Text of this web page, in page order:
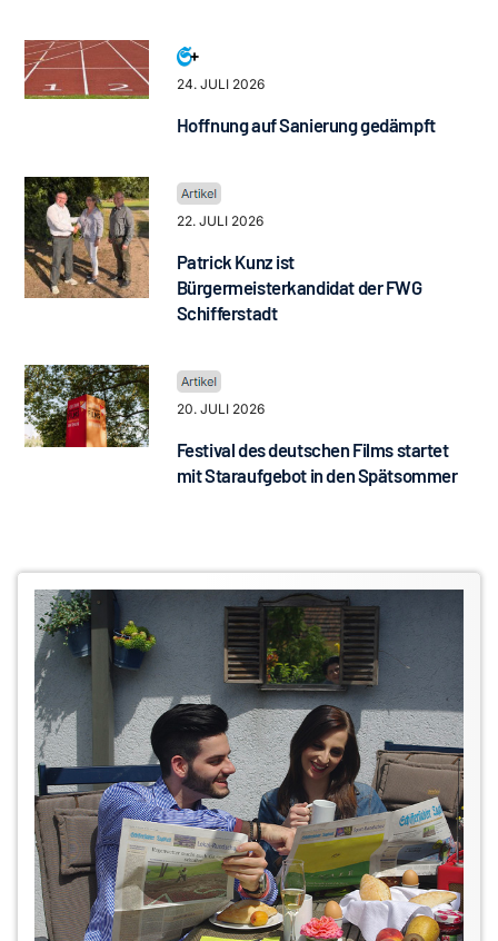
24. JULI 2026
Hoffnung auf Sanierung gedämpft
22. JULI 2026
Patrick Kunz ist
Bürgermeisterkandidat der FWG
Schifferstadt
20. JULI 2026
Festival des deutschen Films startet
mit Staraufgebot in den Spätsommer